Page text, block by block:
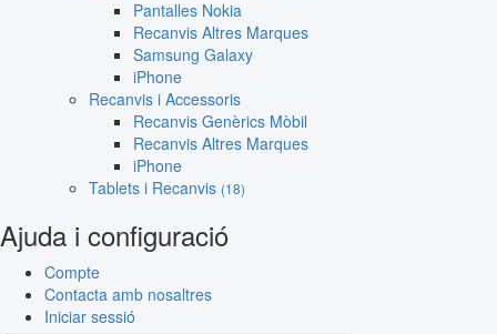
Pantalles Nokia
Recanvis Altres Marques
Samsung Galaxy
iPhone
Recanvis i Accessoris
Recanvis Genèrics Mòbil
Recanvis Altres Marques
iPhone
Tablets i Recanvis (18)
Ajuda i configuració
Compte
Contacta amb nosaltres
Iniciar sessió